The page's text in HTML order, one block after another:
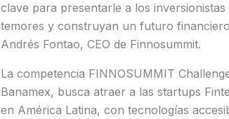
clave para presentarle a los
temores y construyan un futuro
Andrés Fontao, CEO de Finnosummit.
La competencia FINNOSUMMIT
Banamex, busca atraer a las startups
en América Latina, con tecnologías